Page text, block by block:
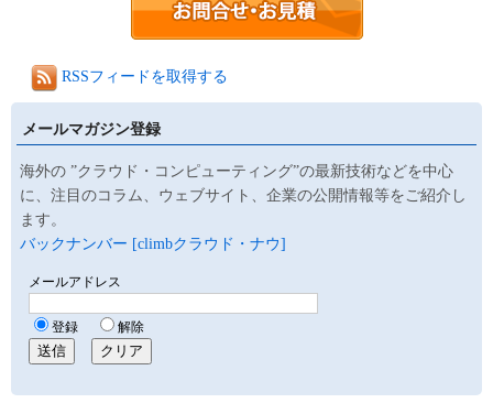
RSSフィードを取得する
メールマガジン登録
海外の ”クラウド・コンピューティング”の最新技術などを中心
に、注目のコラム、ウェブサイト、企業の公開情報等をご紹介し
ます。
バックナンバー [climbクラウド・ナウ]